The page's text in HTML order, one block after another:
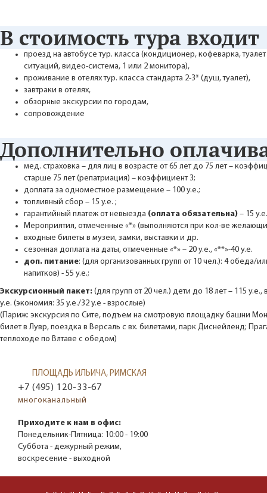
В стоимость тура входит
проезд на автобусе тур. класса (кондиционер, кофеварка,
ситуаций, видео-система, 1 или 2 монитора),
проживание в отелях тур. класса стандарта 2-3* (душ, туалет),
завтраки в отелях,
обзорные экскурсии по городам,
сопровождение
Дополнительно
мед. страховка – для лиц в возрасте от 65 лет до 75 лет –
старше 75 лет (репатриация) – коэффициент 3;
доплата за одноместное размещение – 100 у.е.;
топливный сбор – 15 у.е. ;
гарантийный платеж от невыезда (оплата обязательна) – 15
Мероприятия, отмеченные «*» (выполняются при кол-ве
входные билеты в музеи, замки, выставки и др.
сезонная доплата на даты, отмеченные «*» – 20 у.е., «**»-40 у.е.
доп. питание: (для организованных групп от 10 чел.): 4 обеда/
напитков) - 55 у.е.;
Экскурсионный пакет: (для групп от 20 чел.) дети до 18 лет – 115 у.е.,
у.е. (экономия: 35 у.е./32 у.е - взрослые)
(Париж: экскурсия по Сите, подъем на смотровую площадку башни
билет в Лувр, поездка в Версаль с вх. билетами, парк Диснейленд;
теплоходе по Влтаве с обедом)
ПЛОЩАДЬ ИЛЬИЧА, РИМСКАЯ
+7 (495) 120-33-67
многоканальный
Приходите к нам в офис:
Понедельник-Пятница: 10:00 - 19:00
Суббота - дежурный режим,
воскресение - выходной